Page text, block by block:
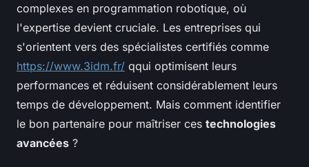
complexes en programmation robotique, où
l'expertise devient cruciale. Les entreprises qui
s'orientent vers des spécialistes certifiés comme
https://www.3idm.fr/ qqui optimisent leurs
performances et réduisent considérablement leurs
temps de développement. Mais comment identifier
le bon partenaire pour maîtriser ces technologies
avancées ?